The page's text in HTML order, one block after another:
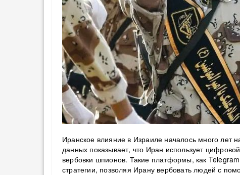
Иранское влияние в Израиле началось много лет
данных показывает, что Иран использует
вербовки шпионов. Такие платформы, как
стратегии, позволяя Ирану вербовать людей с